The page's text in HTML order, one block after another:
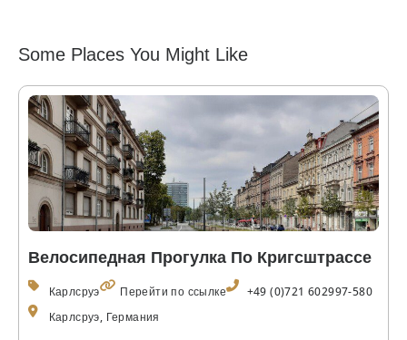
Some Places You Might Like
Велосипедная Прогулка По Кригсштрассе
Карлсруэ Перейти по ссылке
+49 (0)721 602997-580
Карлсруэ, Германия